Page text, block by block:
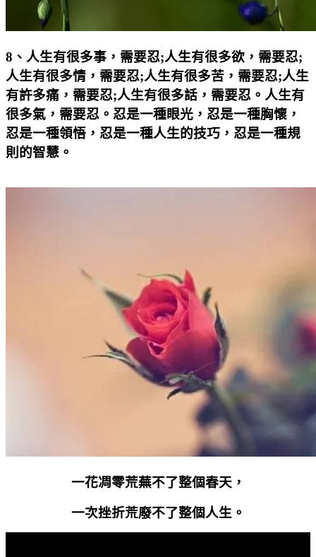
8 、人生有很多事，需要忍;人生有很多欲，需要忍;
人生有很多情，需要忍;人生有很多苦，需要忍;人生
有許多痛，需要忍;人生有很多話，需要忍。人生有
很多氣，需要忍。忍是一種眼光，忍是一種胸懷，
忍是一種領悟，忍是一種人生的技巧，忍是一種規
則的智慧。
一花凋零荒蕪不了整個春天，
一次挫折荒廢不了整個人生。